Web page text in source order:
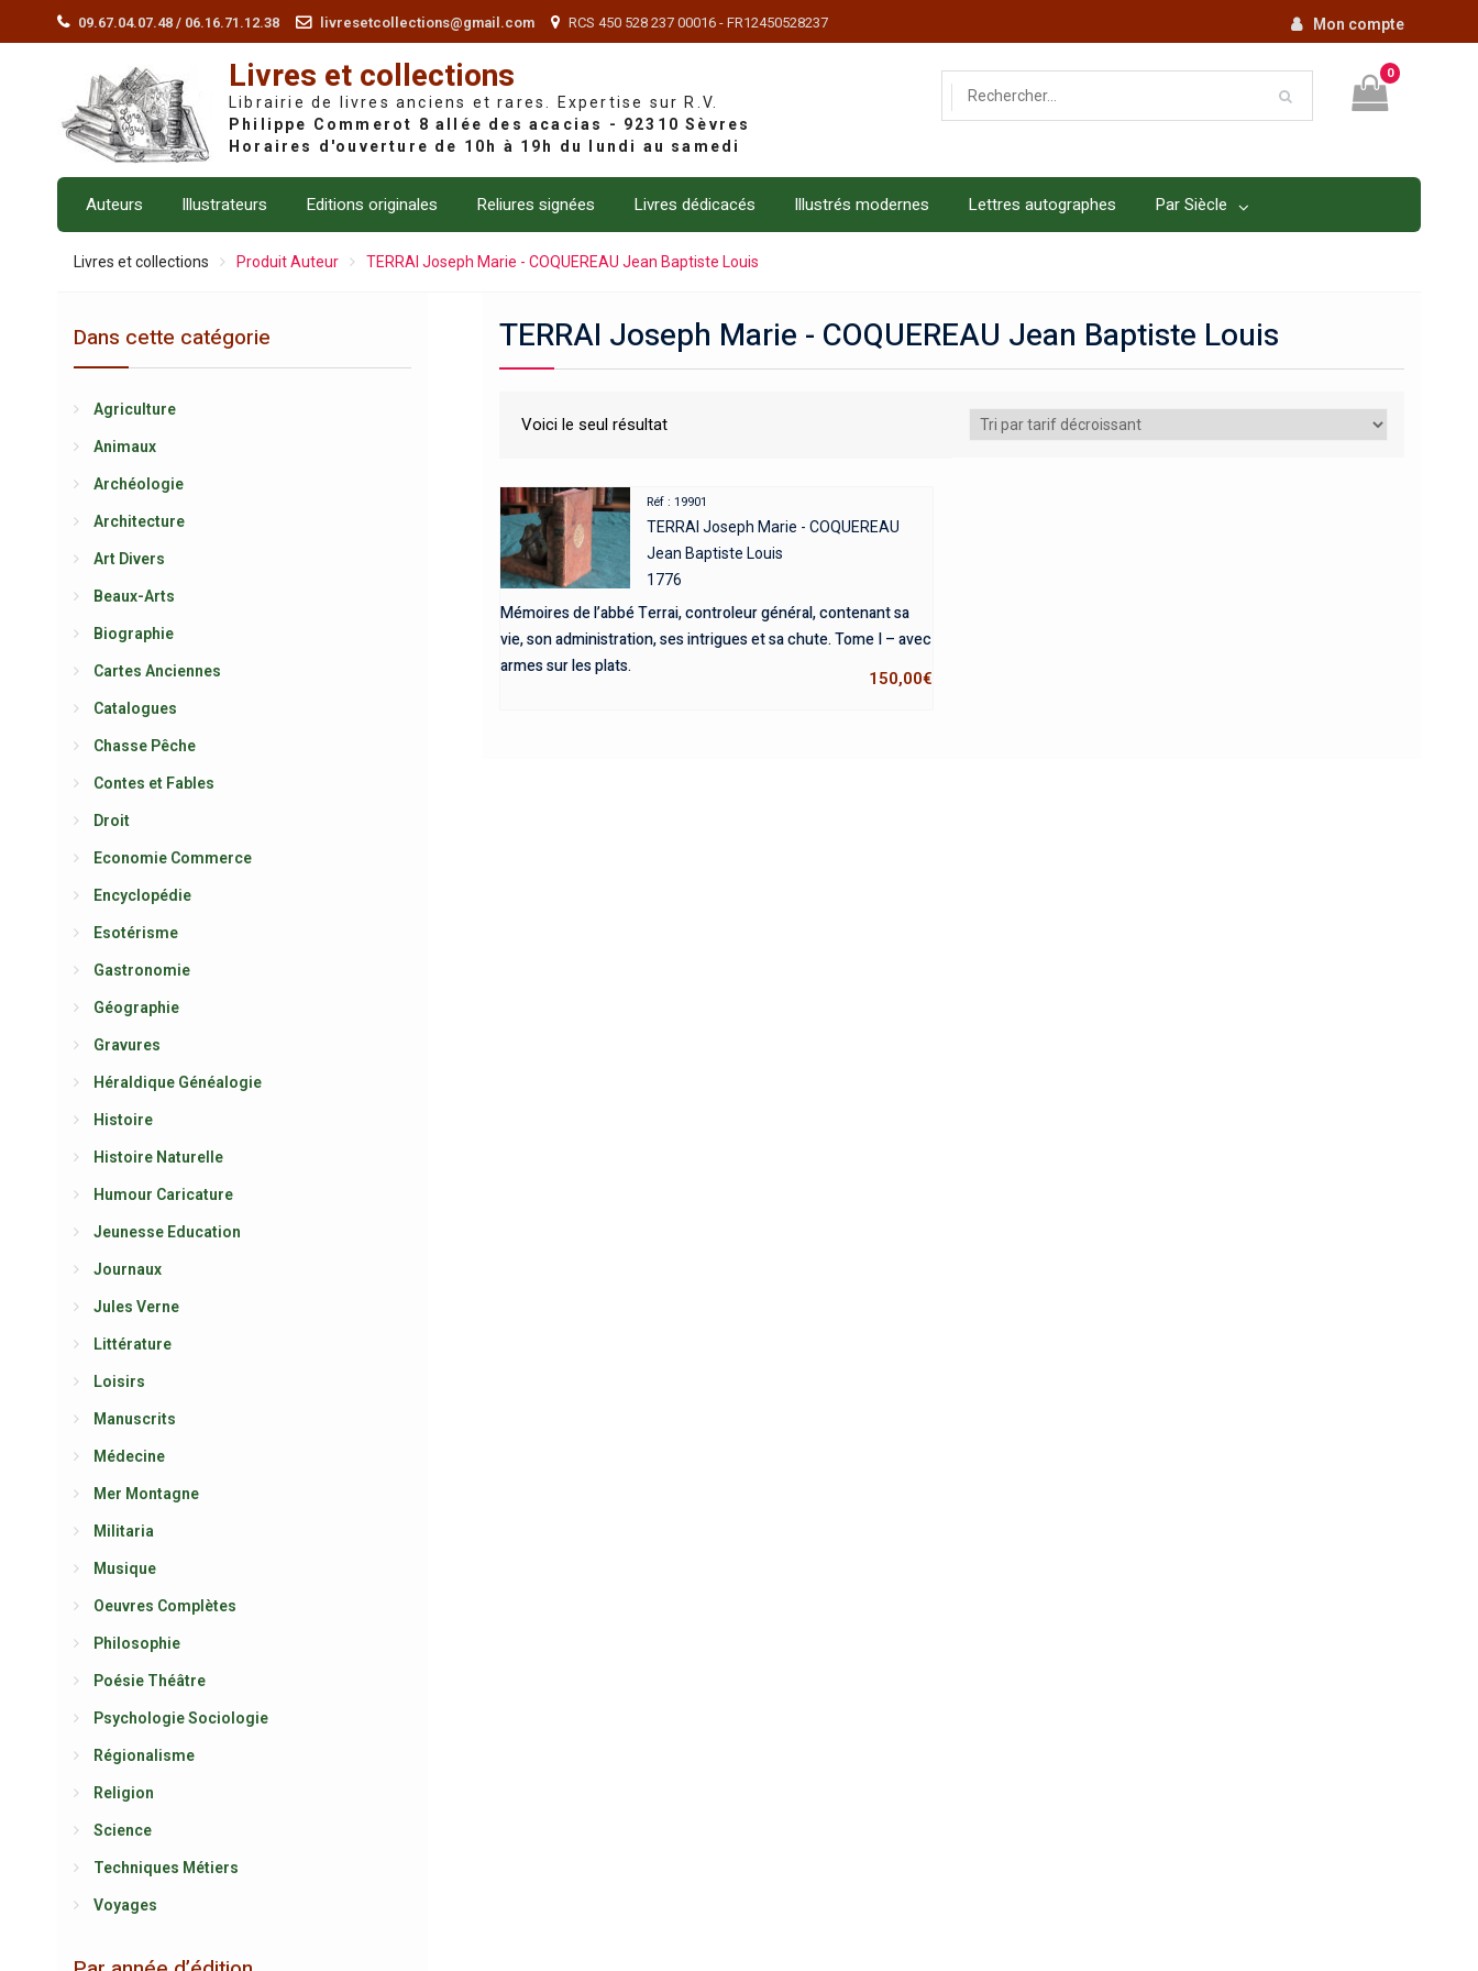
09.67.04.07.48 / 06.16.71.12.38 livresetcollections@gmail.com RCS 450 528 237 00016 - FR12450528237 Mon compte
Livres et collections
Librairie de livres anciens et rares. Expertise sur R.V.
0
Auteurs Illustrateurs Editions originales Reliures signées Livres dédicacés Illustrés modernes Lettres autographes Par Siècle
Livres et collections Produit Auteur TERRAI Joseph Marie - COQUEREAU Jean Baptiste Louis
TERRAI Joseph Marie - COQUEREAU Jean Baptiste Louis
Voici le seul résultat
Réf : 19901
TERRAI Joseph Marie - COQUEREAU
Jean Baptiste Louis
1776
Mémoires de l’abbé Terrai, controleur général, contenant sa
vie, son administration, ses intrigues et sa chute. Tome I – avec
armes sur les plats.
150,00€
Dans cette catégorie
Agriculture
Animaux
Archéologie
Architecture
Art Divers
Beaux-Arts
Biographie
Cartes Anciennes
Catalogues
Chasse Pêche
Contes et Fables
Droit
Economie Commerce
Encyclopédie
Esotérisme
Gastronomie
Géographie
Gravures
Héraldique Généalogie
Histoire
Histoire Naturelle
Humour Caricature
Jeunesse Education
Journaux
Jules Verne
Littérature
Loisirs
Manuscrits
Médecine
Mer Montagne
Militaria
Musique
Oeuvres Complètes
Philosophie
Poésie Théâtre
Psychologie Sociologie
Régionalisme
Religion
Science
Techniques Métiers
Voyages